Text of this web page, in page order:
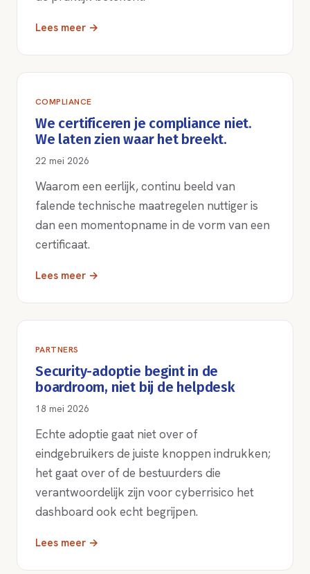
Lees meer →
COMPLIANCE
We certificeren je compliance niet.
We laten zien waar het breekt.
22 mei 2026
Waarom een eerlijk, continu beeld van
falende technische maatregelen nuttiger is
dan een momentopname in de vorm van een
certificaat.
Lees meer →
PARTNERS
Security-adoptie begint in de
boardroom, niet bij de helpdesk
18 mei 2026
Echte adoptie gaat niet over of
eindgebruikers de juiste knoppen indrukken;
het gaat over of de bestuurders die
verantwoordelijk zijn voor cyberrisico het
dashboard ook echt begrijpen.
Lees meer →